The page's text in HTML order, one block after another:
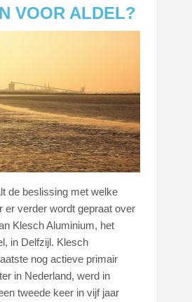
VOOR ALDEL?
de beslissing met welke
er verder wordt gepraat over
Klesch Aluminium, het
in Delfzijl. Klesch
nog actieve primair
in Nederland, werd in
tweede keer in vijf jaar